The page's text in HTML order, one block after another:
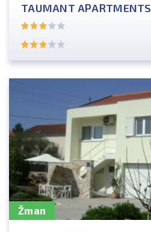
TAUMANT APARTMENTS
Žman